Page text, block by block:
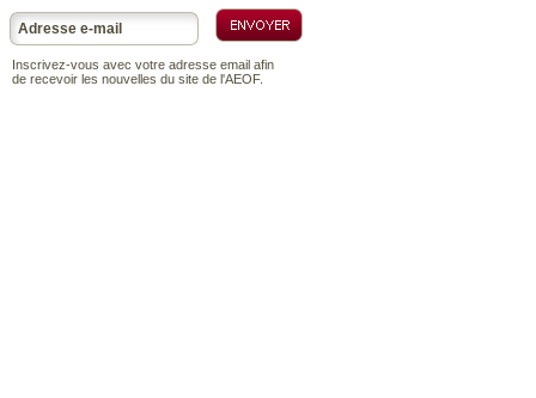
Inscrivez-vous avec votre adresse email afin
de recevoir les nouvelles du site de l'AEOF.